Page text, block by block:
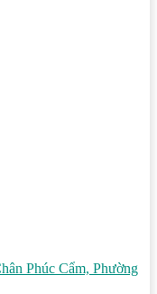
Phúc Cẩm, Phường